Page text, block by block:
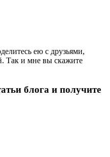
ею с друзьями,
Так и мне вы скажите
блога и получите